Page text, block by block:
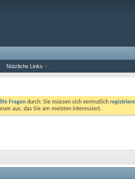
Nützliche Links
Fragen durch. Sie müssen sich vermutlich
aus, das Sie am meisten interessiert.